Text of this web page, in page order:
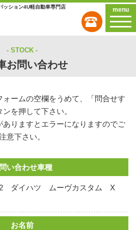
ッション4U軽自動車専門店 menu
STOCK
お問い合わせ
ームの空欄をうめて、「問合せす
ンを押して下さい。
りますとエラーになりますのでご
意下さい。
い合わせ車種
ダイハツ ムーヴカスタム X
お名前